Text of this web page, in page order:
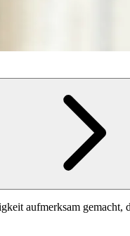
aufmerksam gemacht,